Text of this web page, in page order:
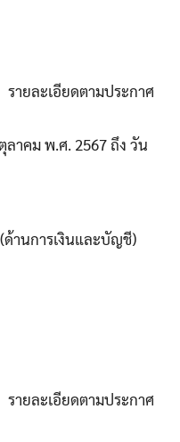
ยละเอียดตามประกาศ
าคม พ.ศ. 2567 ถึง วัน
านการเงินและบัญชี)
ยละเอียดตามประกาศ